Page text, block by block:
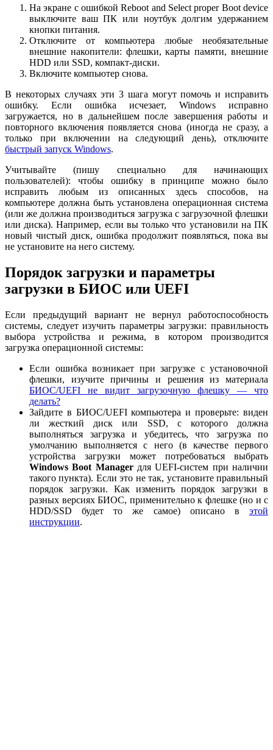
На экране с ошибкой Reboot and Select proper Boot device
выключите ваш ПК или ноутбук долгим удержанием
кнопки питания.
Отключите от компьютера любые необязательные
внешние накопители: флешки, карты памяти, внешние
HDD или SSD, компакт-диски.
Включите компьютер снова.
В некоторых случаях эти 3 шага могут помочь и исправить
ошибку. Если ошибка исчезает, Windows исправно
загружается, но в дальнейшем после завершения работы и
повторного включения появляется снова (иногда не сразу, а
только при включении на следующий день), отключите
быстрый запуск Windows.
Учитывайте (пишу специально для начинающих
пользователей): чтобы ошибку в принципе можно было
исправить любым из описанных здесь способов, на
компьютере должна быть установлена операционная система
(или же должна производиться загрузка с загрузочной флешки
или диска). Например, если вы только что установили на ПК
новый чистый диск, ошибка продолжит появляться, пока вы
не установите на него систему.
Порядок загрузки и параметры
загрузки в БИОС или UEFI
Если предыдущий вариант не вернул работоспособность
системы, следует изучить параметры загрузки: правильность
выбора устройства и режима, в котором производится
загрузка операционной системы:
Если ошибка возникает при загрузке с установочной
флешки, изучите причины и решения из материала
БИОС/UEFI не видит загрузочную флешку — что
делать?
Зайдите в БИОС/UEFI компьютера и проверьте: виден
ли жесткий диск или SSD, с которого должна
выполняться загрузка и убедитесь, что загрузка по
умолчанию выполняется с него (в качестве первого
устройства загрузки может потребоваться выбрать
Windows Boot Managerдля UEFI-систем при наличии
такого пункта). Если это не так, установите правильный
порядок загрузки. Как изменить порядок загрузки в
разных версиях БИОС, применительно к флешке (но и с
HDD/SSD будет то же самое) описано в этой
инструкции.